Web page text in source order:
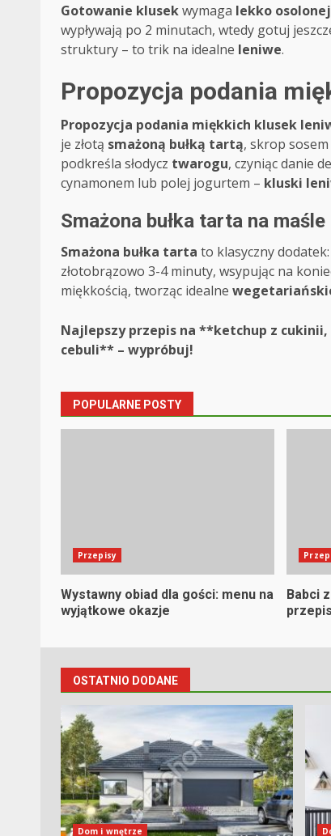
Gotowanie klusekwymaga lekko
wypływają po 2 minutach, wtedy gotuj
struktury – to trik na idealne leniwe.
Propozycja podania
Propozycja podania miękkich klusek
je złotą smażoną bułką tartą, skrop
podkreśla słodycz twarogu, czyniąc danie
cynamonem lub polej jogurtem – kluski
Smażona bułka tarta na
Smażona bułka tarta to klasyczny
złotobrązowo 3-4 minuty, wsypując na
miękkością, tworząc idealne
Post
navigation
Najlepszy przepis na **ketchup z
cebuli** – wypróbuj!
POPULARNE POSTY
Przepisy
Wystawny obiad dla gości: menu na
wyjątkowe okazje
Babci
OSTATNIO DODANE
Dom i wnętrze